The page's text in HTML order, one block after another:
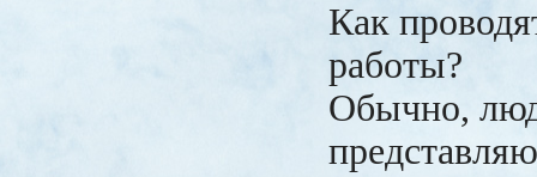
Как
работы?
Обычно,